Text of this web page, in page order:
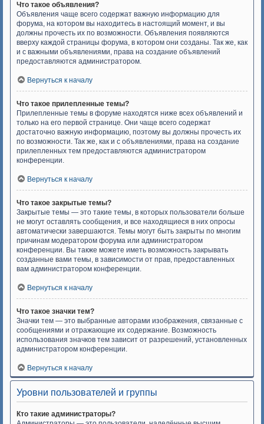
Что такое объявления?
Объявления чаще всего содержат важную информацию для
форума, на котором вы находитесь в настоящий момент, и вы
должны прочесть их по возможности. Объявления появляются
вверху каждой страницы форума, в котором они созданы. Так же, как
и с важными объявлениями, права на создание объявлений
предоставляются администратором.
Вернуться к началу
Что такое прилепленные темы?
Прилепленные темы в форуме находятся ниже всех объявлений и
только на его первой странице. Они чаще всего содержат
достаточно важную информацию, поэтому вы должны прочесть их
по возможности. Так же, как и с объявлениями, права на создание
прилепленных тем предоставляются администратором
конференции.
Вернуться к началу
Что такое закрытые темы?
Закрытые темы — это такие темы, в которых пользователи больше
не могут оставлять сообщения, и все находящиеся в них опросы
автоматически завершаются. Темы могут быть закрыты по многим
причинам модератором форума или администратором
конференции. Вы также можете иметь возможность закрывать
созданные вами темы, в зависимости от прав, предоставленных
вам администратором конференции.
Вернуться к началу
Что такое значки тем?
Значки тем — это выбранные авторами изображения, связанные с
сообщениями и отражающие их содержание. Возможность
использования значков тем зависит от разрешений, установленных
администратором конференции.
Вернуться к началу
Уровни пользователей и группы
Кто такие администраторы?